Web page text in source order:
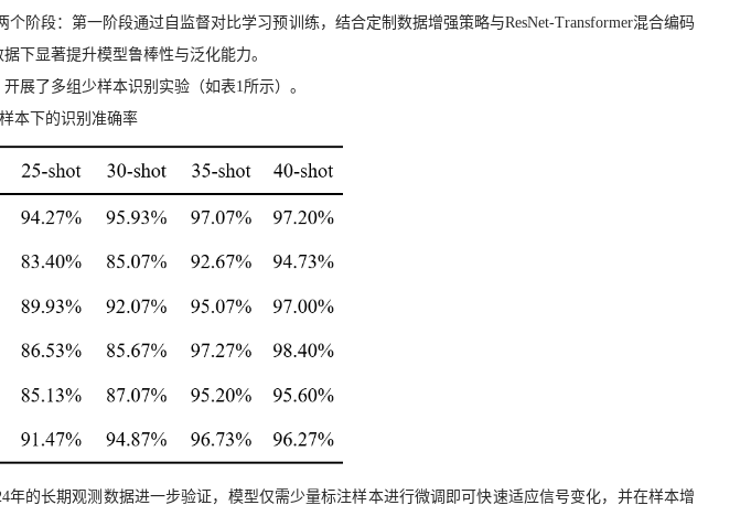
阶段：第一阶段通过自监督对比学习预训练，结合定制数据增强策略与ResNet-Transformer混合编码
下显著提升模型鲁棒性与泛化能力。
展了多组少样本识别实验（如表1所示）。
本下的识别准确率
年的长期观测数据进一步验证，模型仅需少量标注样本进行微调即可快速适应信号变化，并在样本增